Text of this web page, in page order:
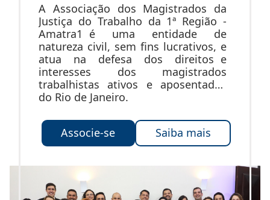
A Associação dos Magistrados da
Justiça do Trabalho da 1ª Região -
Amatra1 é uma entidade de
natureza civil, sem fins lucrativos, e
atua na defesa dos direitos e
interesses dos magistrados
trabalhistas ativos e aposentados
do Rio de Janeiro.
Associe-se Saiba mais